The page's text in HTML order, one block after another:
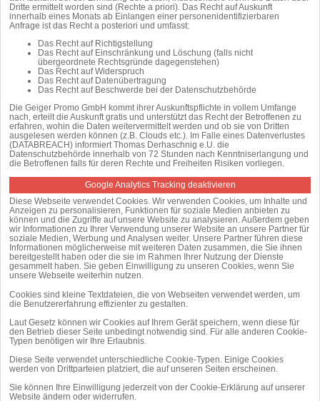
Dritte ermittelt worden sind (Rechte a priori). Das Recht auf Auskunft
innerhalb eines Monats ab Einlangen einer personenidentifizierbaren
Anfrage ist das Recht a posteriori und umfasst:
Das Recht auf Richtigstellung
Das Recht auf Einschränkung und Löschung (falls nicht
übergeordnete Rechtsgründe dagegenstehen)
Das Recht auf Widerspruch
Das Recht auf Datenübertragung
Das Recht auf Beschwerde bei der Datenschutzbehörde
Die Geiger Promo GmbH kommt ihrer Auskunftspflichte in vollem Umfange
nach, erteilt die Auskunft gratis und unterstützt das Recht der Betroffenen zu
erfahren, wohin die Daten weitervermittelt werden und ob sie von Dritten
ausgelesen werden können (z.B. Clouds etc.). Im Falle eines Datenverlustes
(DATABREACH) informiert Thomas Derhaschnig e.U. die
Datenschutzbehörde innerhalb von 72 Stunden nach Kenntniserlangung und
die Betroffenen falls für deren Rechte und Freiheiten Risiken vorliegen.
Google Analytics Tracking deaktivieren
Diese Webseite verwendet Cookies. Wir verwenden Cookies, um Inhalte und
Anzeigen zu personalisieren, Funktionen für soziale Medien anbieten zu
können und die Zugriffe auf unsere Website zu analysieren. Außerdem geben
wir Informationen zu Ihrer Verwendung unserer Website an unsere Partner für
soziale Medien, Werbung und Analysen weiter. Unsere Partner führen diese
Informationen möglicherweise mit weiteren Daten zusammen, die Sie ihnen
bereitgestellt haben oder die sie im Rahmen Ihrer Nutzung der Dienste
gesammelt haben. Sie geben Einwilligung zu unseren Cookies, wenn Sie
unsere Webseite weiterhin nutzen.
Cookies sind kleine Textdateien, die von Webseiten verwendet werden, um
die Benutzererfahrung effizienter zu gestalten.
Laut Gesetz können wir Cookies auf Ihrem Gerät speichern, wenn diese für
den Betrieb dieser Seite unbedingt notwendig sind. Für alle anderen Cookie-
Typen benötigen wir Ihre Erlaubnis.
Diese Seite verwendet unterschiedliche Cookie-Typen. Einige Cookies
werden von Drittparteien platziert, die auf unseren Seiten erscheinen.
Sie können Ihre Einwilligung jederzeit von der Cookie-Erklärung auf unserer
Website ändern oder widerrufen.